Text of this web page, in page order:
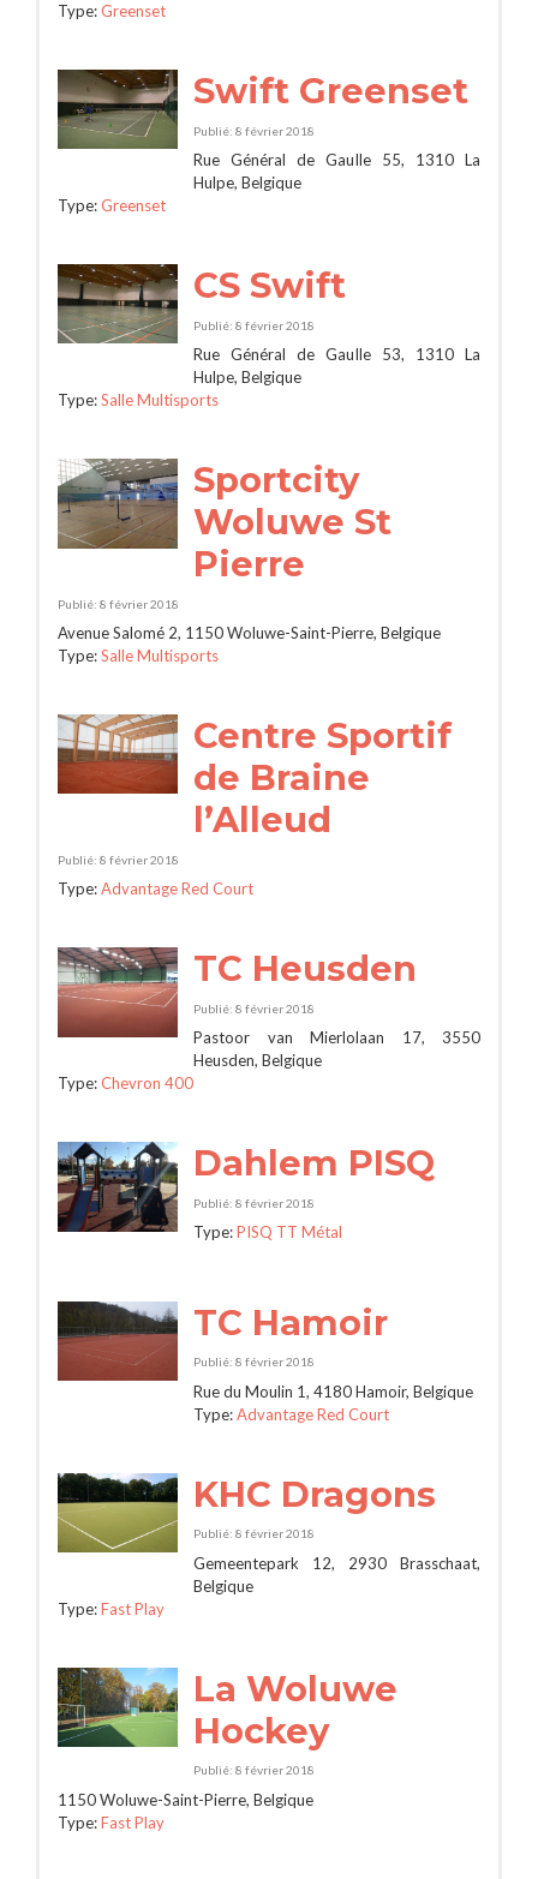
Type:Greenset
Swift Greenset
Publié: 8 février 2018
Rue Général de Gaulle 55, 1310 La
Hulpe, Belgique
Type:Greenset
CS Swift
Publié: 8 février 2018
Rue Général de Gaulle 53, 1310 La
Hulpe, Belgique
Type:Salle Multisports
Sportcity
Woluwe St
Pierre
Publié: 8 février 2018
Avenue Salomé 2, 1150 Woluwe-Saint-Pierre, Belgique
Type:Salle Multisports
Centre Sportif
de Braine
l’Alleud
Publié: 8 février 2018
Type:Advantage Red Court
TC Heusden
Publié: 8 février 2018
Pastoor van Mierlolaan 17, 3550
Heusden, Belgique
Type:Chevron 400
Dahlem PISQ
Publié: 8 février 2018
Type:PISQ TT Métal
TC Hamoir
Publié: 8 février 2018
Rue du Moulin 1, 4180 Hamoir, Belgique
Type:Advantage Red Court
KHC Dragons
Publié: 8 février 2018
Gemeentepark 12, 2930 Brasschaat,
Belgique
Type:Fast Play
La Woluwe
Hockey
Publié: 8 février 2018
1150 Woluwe-Saint-Pierre, Belgique
Type:Fast Play